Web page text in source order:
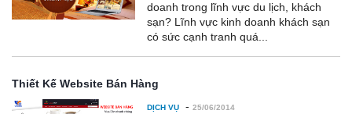
doanh trong lĩnh vực du lịch, khách
sạn? Lĩnh vực kinh doanh khách sạn
có sức cạnh tranh quá...
Thiết Kế Website Bán Hàng
DỊCH VỤ - 25/06/2014